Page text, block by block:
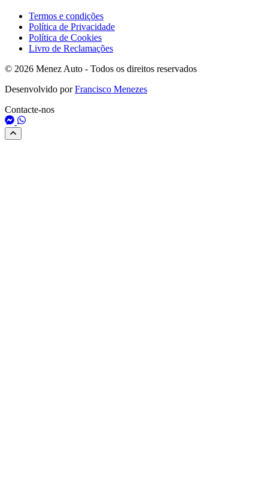
Termos e condições
Política de Privacidade
Política de Cookies
Livro de Reclamações
© 2026 Menez Auto - Todos os direitos reservados
Desenvolvido porFrancisco Menezes
Contacte-nos